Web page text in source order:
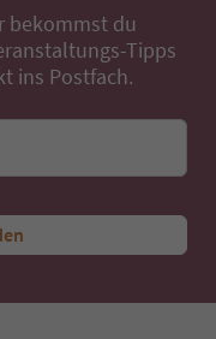
bekommst du
Tipps
ins Postfach.